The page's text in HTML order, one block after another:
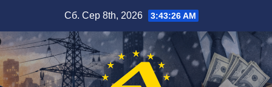
вмісту
Сб. Сер 8th, 2026 3:43:27 AM